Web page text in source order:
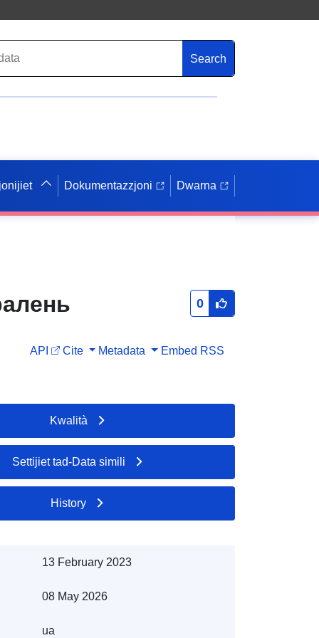
Search
Dokumentazzjoni Dwarna
0
API Cite Metadata Embed RSS
Kwalità
Settijiet tad-Data simili
History
13 February 2023
08 May 2026
ua